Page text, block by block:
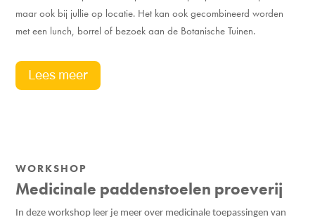
maar ook bij jullie op locatie. Het kan ook gecombineerd worden
met een lunch, borrel of bezoek aan de Botanische Tuinen.
Lees meer
WORKSHOP
Medicinale paddenstoelen proeverij
In deze workshop leer je meer over medicinale toepassingen van